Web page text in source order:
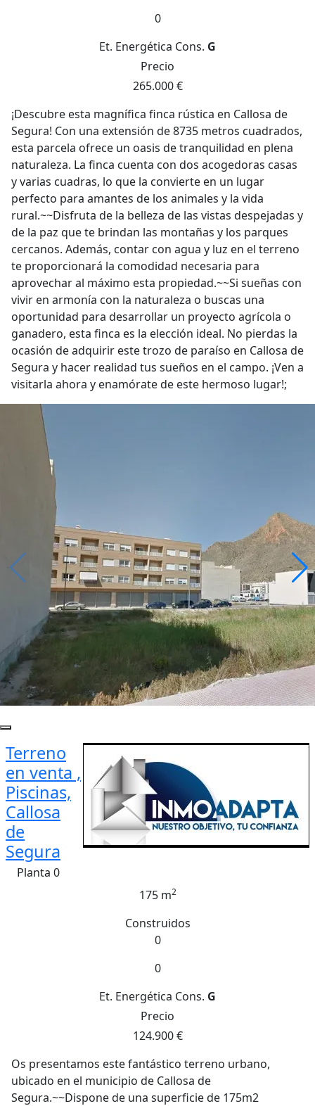
0
Et. Energética Cons. G
Precio
265.000 €
¡Descubre esta magnífica finca rústica en Callosa de
Segura! Con una extensión de 8735 metros cuadrados,
esta parcela ofrece un oasis de tranquilidad en plena
naturaleza. La finca cuenta con dos acogedoras casas
y varias cuadras, lo que la convierte en un lugar
perfecto para amantes de los animales y la vida
rural.~~Disfruta de la belleza de las vistas despejadas y
de la paz que te brindan las montañas y los parques
cercanos. Además, contar con agua y luz en el terreno
te proporcionará la comodidad necesaria para
aprovechar al máximo esta propiedad.~~Si sueñas con
vivir en armonía con la naturaleza o buscas una
oportunidad para desarrollar un proyecto agrícola o
ganadero, esta finca es la elección ideal. No pierdas la
ocasión de adquirir este trozo de paraíso en Callosa de
Segura y hacer realidad tus sueños en el campo. ¡Ven a
visitarla ahora y enamórate de este hermoso lugar!;
Terreno
en venta ,
Piscinas,
Callosa
de
Segura
Planta 0
175 m2
Construidos
0
0
Et. Energética Cons. G
Precio
124.900 €
Os presentamos este fantástico terreno urbano,
ubicado en el municipio de Callosa de
Segura.~~Dispone de una superficie de 175m2